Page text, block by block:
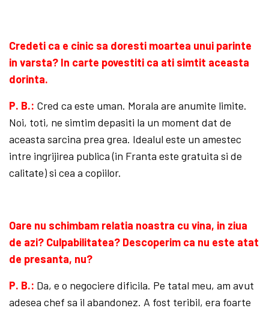
Credeti ca e cinic sa doresti moartea unui parinte
in varsta? In carte povestiti ca ati sim­tit aceasta
dorinta.
P. B.: Cred ca este uman. Morala are anumite limite.
Noi, toti, ne simtim depasiti la un moment dat de
aceasta sarcina prea grea. Idealul este un amestec
intre ingrijirea publica (in Franta este gratuita si de
calitate) si cea a copiilor.
Oare nu schimbam relatia noastra cu vina, in ziua
de azi? Culpabilitatea? Descoperim ca nu este atat
de presanta, nu?
P. B.: Da, e o negociere dificila. Pe tatal meu, am avut
adesea chef sa il abandonez. A fost teribil, era foarte